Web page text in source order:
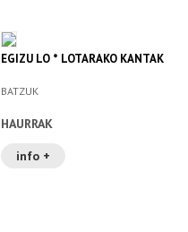
EGIZU LO * LOTARAKO KANTAK
BATZUK
HAURRAK
info +